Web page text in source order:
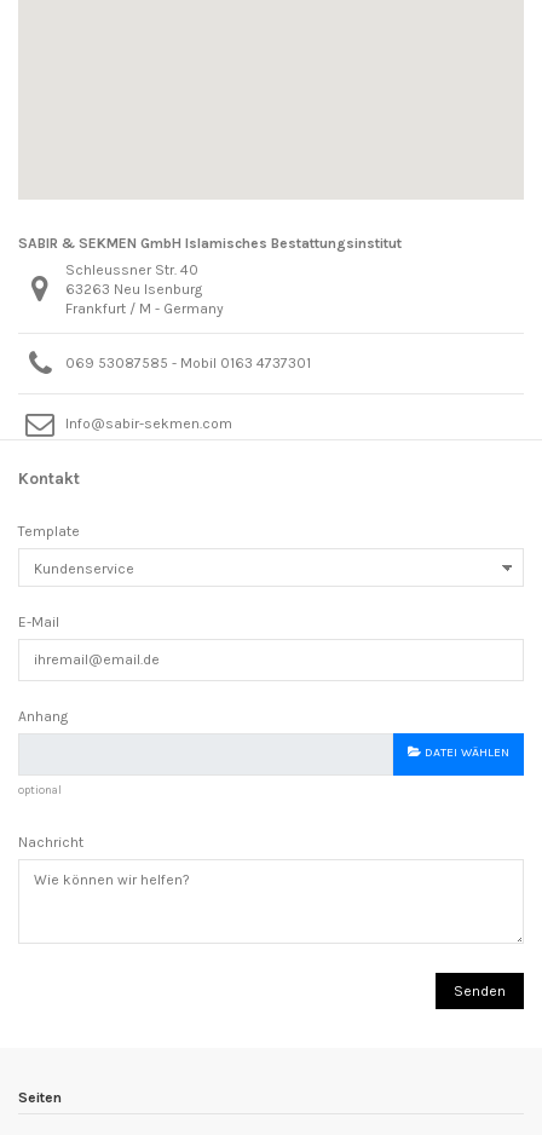
SABIR & SEKMEN GmbH Islamisches Bestattungsinstitut
Schleussner Str. 40
63263 Neu Isenburg
Frankfurt / M - Germany
069 53087585 - Mobil 0163 4737301
Info@sabir-sekmen.com
Kontakt
Template
E-Mail
Anhang
DATEI WÄHLEN
optional
Nachricht
Seiten